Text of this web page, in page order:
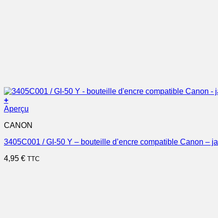
+
Aperçu
CANON
3405C001 / GI-50 Y – bouteille d’encre compatible Canon –
4,95 € TTC